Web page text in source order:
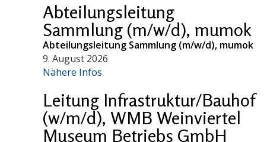
Abteilungsleitung
Sammlung (m/w/d), mumok
Abteilungsleitung Sammlung (m/w/d), mumok
9. August 2026
Nähere Infos
Leitung Infrastruktur/Bauhof
(w/m/d), WMB Weinviertel
Museum Betriebs GmbH